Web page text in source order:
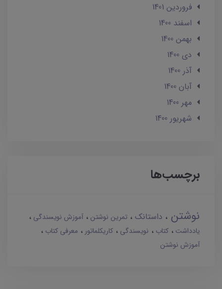
فروردین 1401
اسفند 1400
بهمن 1400
دی 1400
آذر 1400
آبان 1400
مهر 1400
شهریور 1400
برچسب‌ها
نوشتن داستانک تمرین نوشتن
آموزش نویسندگی
یادداشت
کتاب نویسندگی کاریکلماتور
معرفی کتاب
آموزش نوشتن